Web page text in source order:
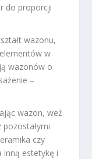
do proporcji
wazonu,
w
wazonów o
–
wazon, weź
pozostałymi
czy
inną estetykę i